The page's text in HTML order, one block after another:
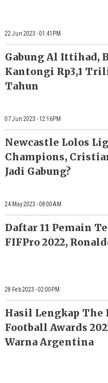
22 Jun 2023 - 01:41PM
Gabung Al Ittihad,
Kantongi Rp3,1
Tahun
07 Jun 2023 - 12:16PM
Newcastle Lolos
Champions,
Jadi Gabung?
24 May 2023 - 08:00AM
Daftar 11 Pemain
FIFPro 2022,
28 Feb 2023 - 02:00PM
Hasil Lengkap The
Football Awards
Warna Argentina